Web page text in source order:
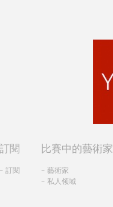
訂閱
- 訂閱
比賽中的藝術家
- 藝術家
- 私人领域